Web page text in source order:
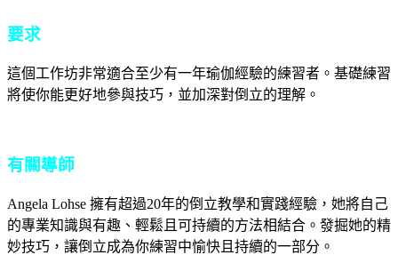
要求
這個工作坊非常適合至少有一年瑜伽經驗的練習者。基礎練習
將使你能更好地參與技巧，並加深對倒立的理解。
有關導師
Angela Lohse 擁有超過20年的倒立教學和實踐經驗，她將自己
的專業知識與有趣、輕鬆且可持續的方法相結合。發掘她的精
妙技巧，讓倒立成為你練習中愉快且持續的一部分。